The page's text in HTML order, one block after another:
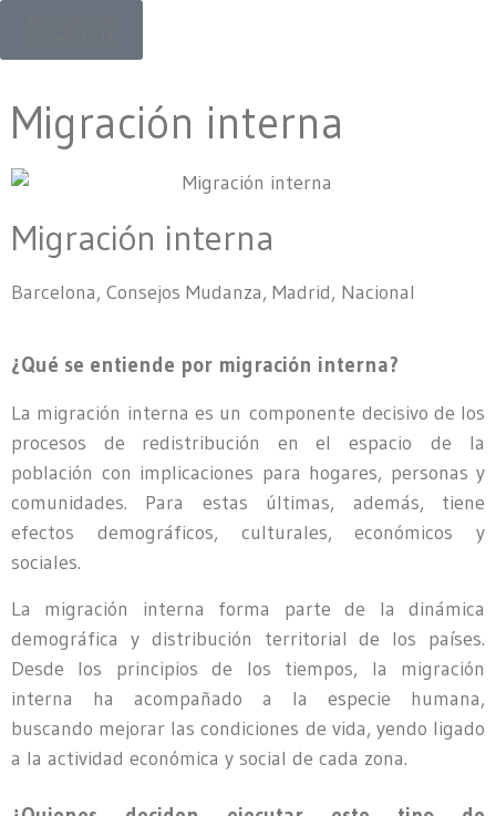
Migración interna
Migración interna
Barcelona, Consejos Mudanza, Madrid, Nacional
¿Qué se entiende por migración interna?
La migración interna es un componente decisivo de los
procesos de redistribución en el espacio de la
población con implicaciones para hogares, personas y
comunidades. Para estas últimas, además, tiene
efectos demográficos, culturales, económicos y
sociales.
La migración interna forma parte de la dinámica
demográfica y distribución territorial de los países.
Desde los principios de los tiempos, la migración
interna ha acompañado a la especie humana,
buscando mejorar las condiciones de vida, yendo ligado
a la actividad económica y social de cada zona.